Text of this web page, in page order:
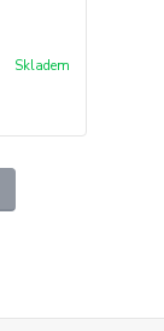
Skladem